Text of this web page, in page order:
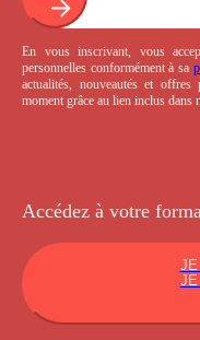
En vous inscrivant, vous
personnelles conformément à sa
actualités, nouveautés et
moment grâce au lien inclus dans
Accédez à votre
JE
JE